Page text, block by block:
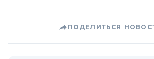
ПОДЕЛИТЬСЯ